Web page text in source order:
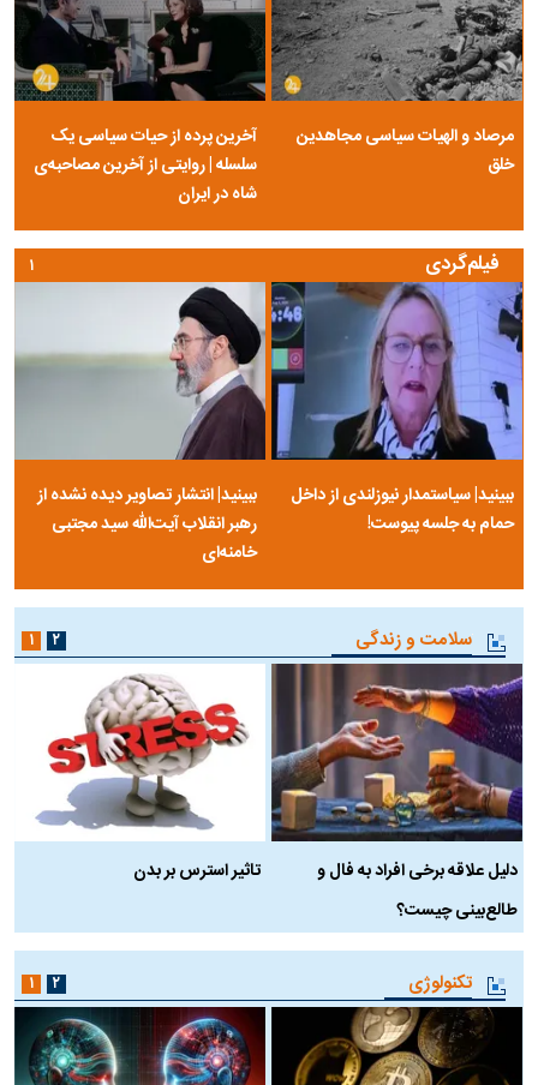
مرصاد و الهیات سیاسی مجاهدین
خلق
آخرین پرده از حیات سیاسی یک
سلسله | روایتی از آخرین مصاحبه‌ی
شاه در ایران
فیلم‌گردی
ببینید| سیاستمدار نیوزلندی از داخل
حمام به جلسه پیوست!
ببینید| انتشار تصاویر دیده نشده از
رهبر انقلاب آیت‌الله سید مجتبی
خامنه‌ای
۱
سلامت و زندگی
دلیل علاقه برخی افراد به فال و
طالع‌بینی چیست؟
تاثیر استرس بر بدن
۱ ۲
تکنولوژی ۱ ۲